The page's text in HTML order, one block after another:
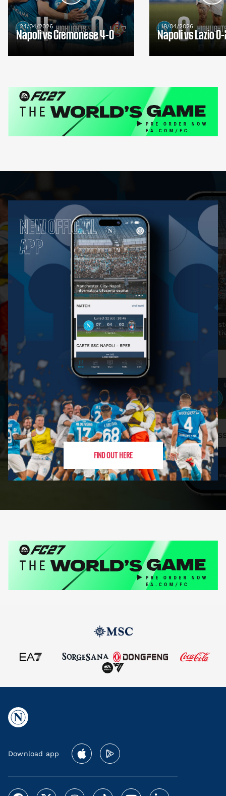
| 24/04/2026
Napoli vs Cremonese 4-0
| 18/04/2026
Napoli vs Lazio
NEW OFFICIAL
APP
FIND OUT HERE
Download app